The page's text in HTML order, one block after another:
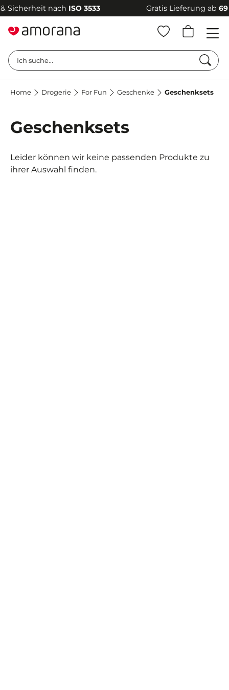
nachISO 3533 Gratis Lieferung ab69 €–
Ich suche...
Home Drogerie For Fun Geschenke Geschenksets
Geschenksets
Leider können wir keine passenden Produkte zu
ihrer Auswahl finden.